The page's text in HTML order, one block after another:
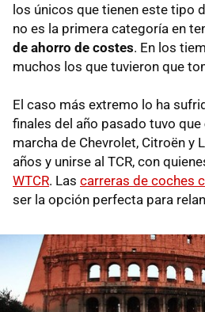
los únicos que tienen este tipo
no es la primera categoría en
de ahorro de costes. En los
muchos los que tuvieron que
El caso más extremo lo ha
finales del año pasado tuvo que
marcha de Chevrolet, Citroën y
años y unirse al TCR, con
WTCR. Las carreras de coches
ser la opción perfecta para